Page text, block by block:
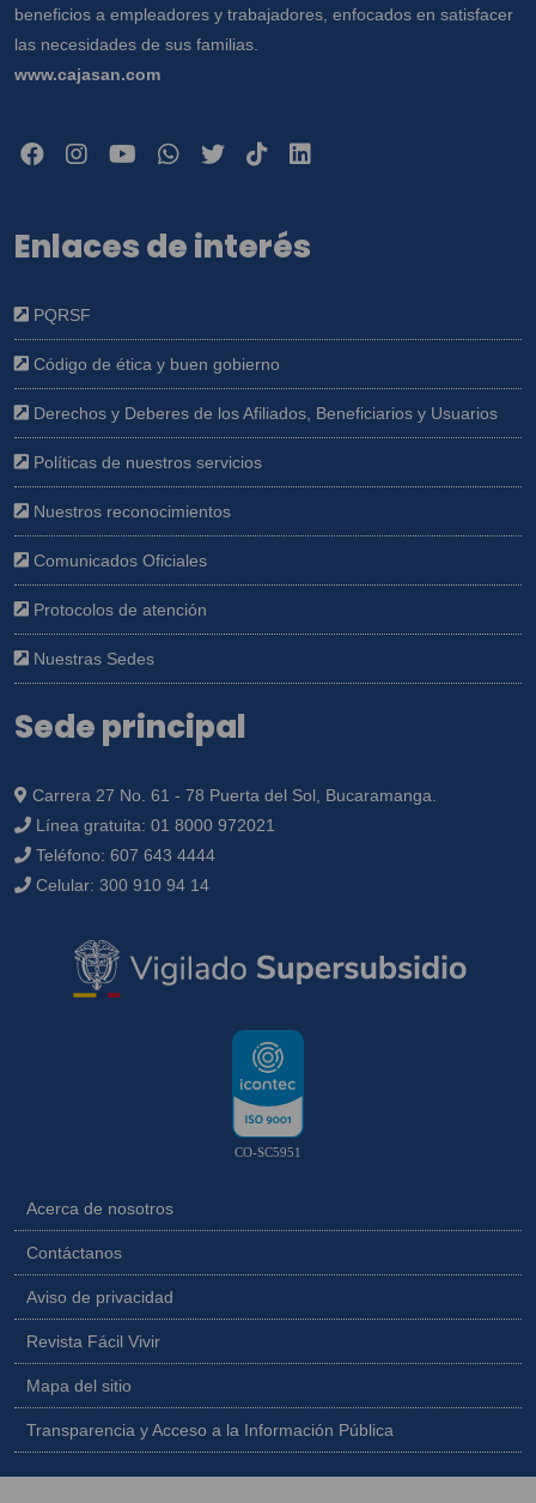
beneficios a empleadores y trabajadores, enfocados en satisfacer
las necesidades de sus familias.
www.cajasan.com
Enlaces de interés
PQRSF
Código de ética y buen gobierno
Derechos y Deberes de los Afiliados, Beneficiarios y Usuarios
Políticas de nuestros servicios
Nuestros reconocimientos
Comunicados Oficiales
Protocolos de atención
Nuestras Sedes
Sede principal
Carrera 27 No. 61 - 78 Puerta del Sol, Bucaramanga.
Línea gratuita: 01 8000 972021
Teléfono: 607 643 4444
Celular: 300 910 94 14
CO-SC5951
Acerca de nosotros
Contáctanos
Aviso de privacidad
Revista Fácil Vivir
Mapa del sitio
Transparencia y Acceso a la Información Pública